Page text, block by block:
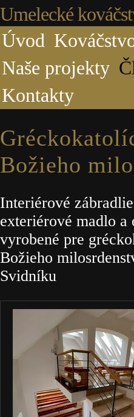
Umelecké
Úvod
Naše projekty
Kontakty
Božieho
Interiérové
exteriérové madlo a
vyrobené pre
Božieho
Svidníku